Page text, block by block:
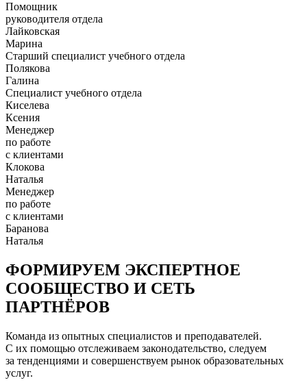
Помощник
руководителя отдела
Лайковская
Марина
Старший специалист учебного отдела
Полякова
Галина
Специалист учебного отдела
Киселева
Ксения
Менеджер
по работе
с клиентами
Клокова
Наталья
Менеджер
по работе
с клиентами
Баранова
Наталья
ФОРМИРУЕМ ЭКСПЕРТНОЕ
СООБЩЕСТВО И СЕТЬ
ПАРТНЁРОВ
Команда из опытных специалистов и преподавателей.
С их помощью отслеживаем законодательство, следуем
за тенденциями и совершенствуем рынок образовательных
услуг.